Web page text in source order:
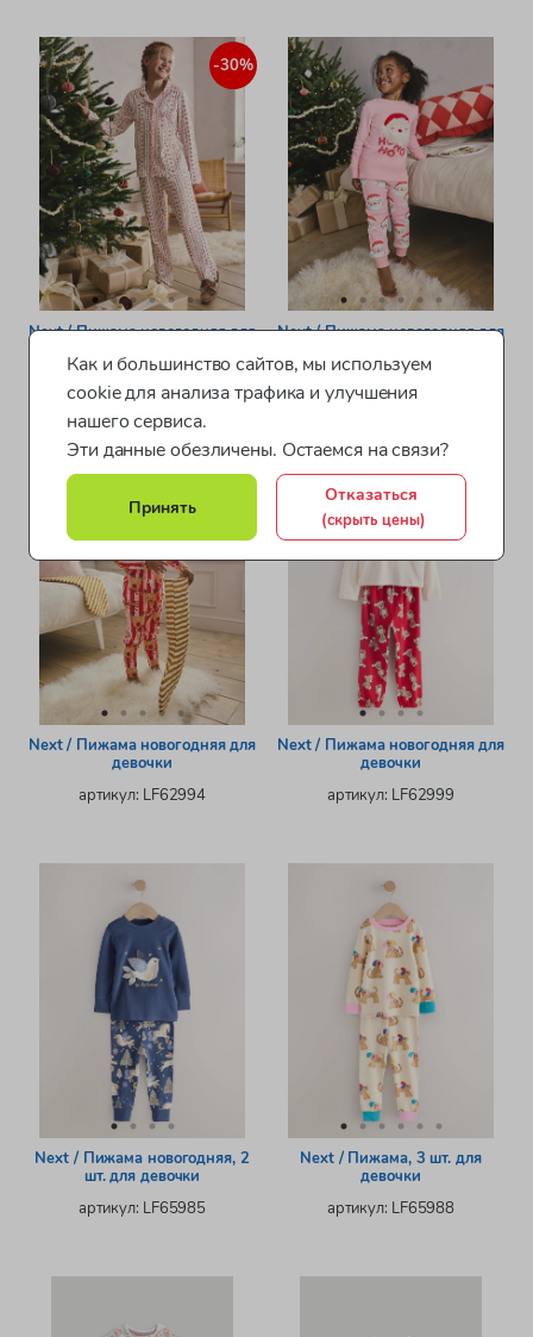
-30%
Next / Пижама новогодняя для
артикул: LF62990
Next / Пижама новогодняя для
Next / Пижама новогодняя для
девочки
артикул: LF62994
Next / Пижама новогодняя для
девочки
артикул: LF62999
Next / Пижама новогодняя, 2
шт. для девочки
артикул: LF65985
Next / Пижама, 3 шт. для
девочки
артикул: LF65988
Как и большинство сайтов, мы используем
cookie для анализа трафика и улучшения
нашего сервиса.
Эти данные обезличены. Остаемся на связи?
Принять
Отказаться
(скрыть цены)